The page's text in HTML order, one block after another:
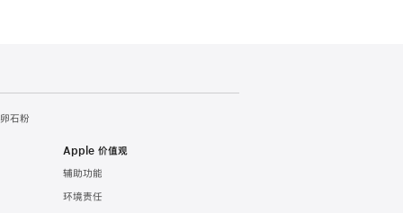
石粉
Apple 价值观
辅助功能
环境责任